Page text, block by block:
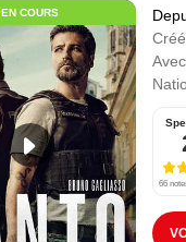
EN COURS
Avec
66